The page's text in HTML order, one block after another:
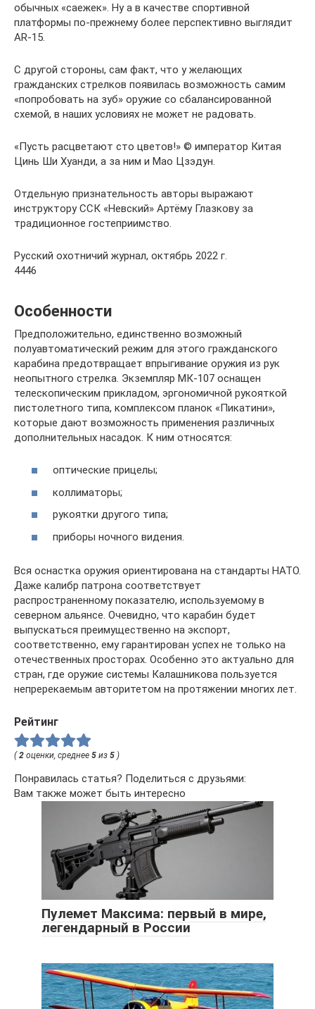
обычных «саежек». Ну а в качестве спортивной
платформы по-прежнему более перспективно выглядит
AR-15.
С другой стороны, сам факт, что у желающих
гражданских стрелков появилась возможность самим
«попробовать на зуб» оружие со сбалансированной
схемой, в наших условиях не может не радовать.
«Пусть расцветают сто цветов!» © император Китая
Цинь Ши Хуанди, а за ним и Мао Цзэдун.
Отдельную признательность авторы выражают
инструктору ССК «Невский» Артёму Глазкову за
традиционное гостеприимство.
Русский охотничий журнал, октябрь 2022 г.
4446
Особенности
Предположительно, единственно возможный
полуавтоматический режим для этого гражданского
карабина предотвращает впрыгивание оружия из рук
неопытного стрелка. Экземпляр МК-107 оснащен
телескопическим прикладом, эргономичной рукояткой
пистолетного типа, комплексом планок «Пикатини»,
которые дают возможность применения различных
дополнительных насадок. К ним относятся:
оптические прицелы;
коллиматоры;
рукоятки другого типа;
приборы ночного видения.
Вся оснастка оружия ориентирована на стандарты НАТО.
Даже калибр патрона соответствует
распространенному показателю, используемому в
северном альянсе. Очевидно, что карабин будет
выпускаться преимущественно на экспорт,
соответственно, ему гарантирован успех не только на
отечественных просторах. Особенно это актуально для
стран, где оружие системы Калашникова пользуется
непререкаемым авторитетом на протяжении многих лет.
Рейтинг
(2 оценки, среднее 5 из 5 )
Понравилась статья? Поделиться с друзьями:
Вам также может быть интересно
Пулемет Максима: первый в мире,
легендарный в России